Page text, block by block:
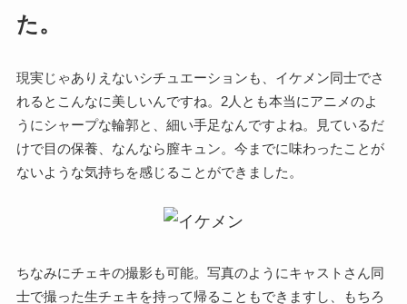
た。
現実じゃありえないシチュエーションも、イケメン同士でさ
れるとこんなに美しいんですね。2人とも本当にアニメのよ
うにシャープな輪郭と、細い手足なんですよね。見ているだ
けで目の保養、なんなら膣キュン。今までに味わったことが
ないような気持ちを感じることができました。
ちなみにチェキの撮影も可能。写真のようにキャストさん同
士で撮った生チェキを持って帰ることもできますし、もちろ